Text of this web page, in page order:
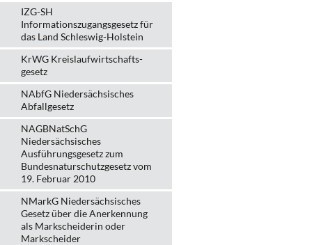
IZG-SH
Informationszugangsgesetz für
das Land Schleswig-Holstein
KrWG Kreislaufwirtschafts­
gesetz
NAbfG Niedersächsisches
Abfallgesetz
NAGBNatSchG
Niedersächsisches
Ausführungsgesetz zum
Bundesnaturschutzgesetz vom
19. Februar 2010
NMarkG Niedersächsisches
Gesetz über die Anerkennung
als Markscheiderin oder
Markscheider